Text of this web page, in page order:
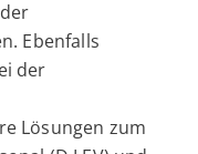
Ebenfalls
der
Lösungen zum